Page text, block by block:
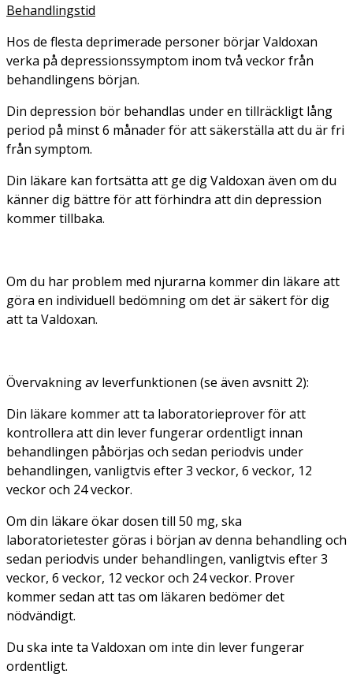
Behandlingstid
Hos de flesta deprimerade personer börjar Valdoxan
verka på depressionssymptom inom två veckor från
behandlingens början.
Din depression bör behandlas under en tillräckligt lång
period på minst 6 månader för att säkerställa att du är fri
från symptom.
Din läkare kan fortsätta att ge dig Valdoxan även om du
känner dig bättre för att förhindra att din depression
kommer tillbaka.
Om du har problem med njurarna kommer din läkare att
göra en individuell bedömning om det är säkert för dig
att ta Valdoxan.
Övervakning av leverfunktionen (se även avsnitt 2):
Din läkare kommer att ta laboratorieprover för att
kontrollera att din lever fungerar ordentligt innan
behandlingen påbörjas och sedan periodvis under
behandlingen, vanligtvis efter 3 veckor, 6 veckor, 12
veckor och 24 veckor.
Om din läkare ökar dosen till 50 mg, ska
laboratorietester göras i början av denna behandling och
sedan periodvis under behandlingen, vanligtvis efter 3
veckor, 6 veckor, 12 veckor och 24 veckor. Prover
kommer sedan att tas om läkaren bedömer det
nödvändigt.
Du ska inte ta Valdoxan om inte din lever fungerar
ordentligt.